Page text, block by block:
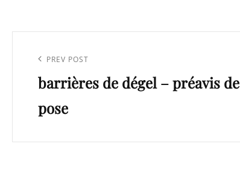
l’article
Previous
Post
PREV POST
barrières de dégel – préavis de
pose